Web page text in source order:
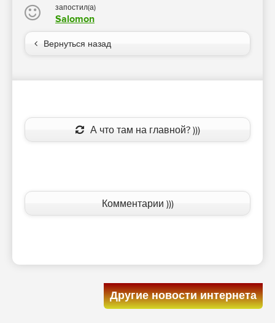
запостил(а)
Salomon
Вернуться назад
А что там на главной? )))
Комментарии )))
Другие новости интернета